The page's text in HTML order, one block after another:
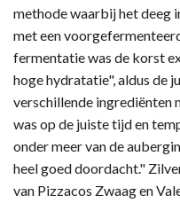
methode waarbij het deeg
met een
fermentatie was de korst
hoge hydratatie", aldus de
verschillende ingrediënten
was op de juiste tijd en
onder meer van de
heel goed doordacht."
van Pizzacos Zwaag en